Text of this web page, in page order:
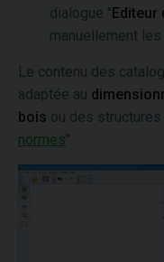
dialogue "Editeur
manuellement
Le contenu des
adaptée au
bois ou des
normes".